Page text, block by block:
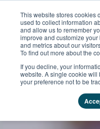
This website stores cookies
used to collect information
and allow us to remember
improve and customize
and metrics about our
To find out more about the
If you decline, your
website. A single cookie
your preference not to be